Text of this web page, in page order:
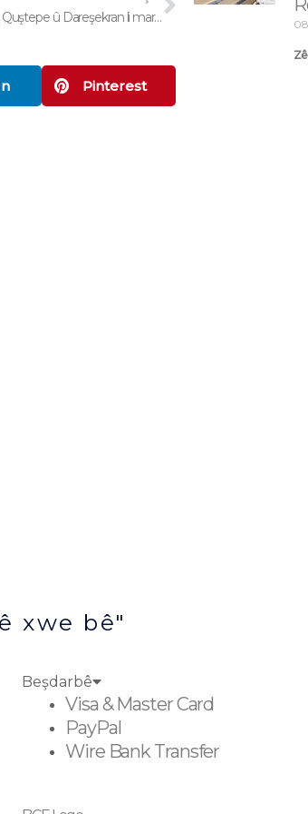
Beşdariya wargehên Behirke, Quştepe û Dareşekran li maratona Azadî û Newrozê
Pinterest
xwe bê"
Beşdarbê
Visa & Master Card
PayPal
Wire Bank Transfer